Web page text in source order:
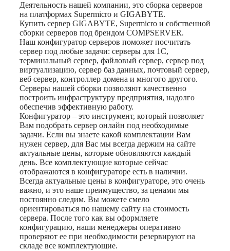
Деятельность нашей компании, это сборка серверов
на платформах Supermicro и GIGABYTE.
Купить сервер GIGABYTE, Supermicro и собственной
сборки серверов под брендом COMPSERVER.
Наш конфигуратор серверов поможет посчитать
сервер под любые задачи: серверы для 1C,
терминальный сервер, файловый сервер, сервер под
виртуализацию, сервер баз данных, почтовый сервер,
веб сервер, контроллер домена и многого другого.
Серверы нашей сборки позволяют качественно
построить инфраструктуру предприятия, надолго
обеспечив эффективную работу.
Конфигуратор – это инструмент, который позволяет
Вам подобрать сервер онлайн под необходимые
задачи. Если вы знаете какой комплектации Вам
нужен сервер, для Вас мы всегда держим на сайте
актуальные цены, которые обновляются каждый
день. Все комплектующие которые сейчас
отображаются в конфигураторе есть в наличии.
Всегда актуальные цены в конфигураторе, это очень
важно, и это наше преимущество, за ценами мы
постоянно следим. Вы можете смело
ориентироваться по нашему сайту на стоимость
сервера. После того как вы оформляете
конфигурацию, наши менеджеры оперативно
проверяют ее при необходимости резервируют на
складе все комплектующие.